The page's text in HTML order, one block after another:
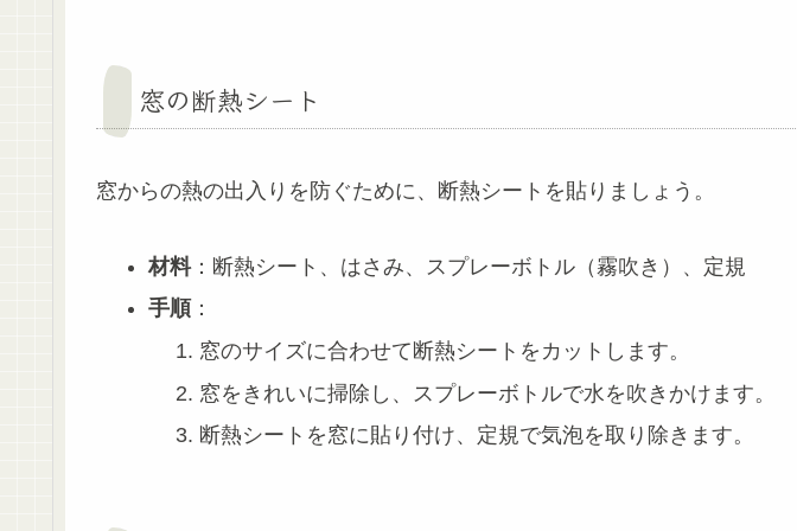
窓の断熱シート
窓からの熱の出入りを防ぐために、断熱シートを貼りましょう。
材料：断熱シート、はさみ、スプレーボトル（霧吹き）、定規
手順：
窓のサイズに合わせて断熱シートをカットします。
窓をきれいに掃除し、スプレーボトルで水を吹きかけます。
断熱シートを窓に貼り付け、定規で気泡を取り除きます。